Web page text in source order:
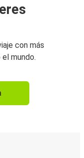
con más
mundo.